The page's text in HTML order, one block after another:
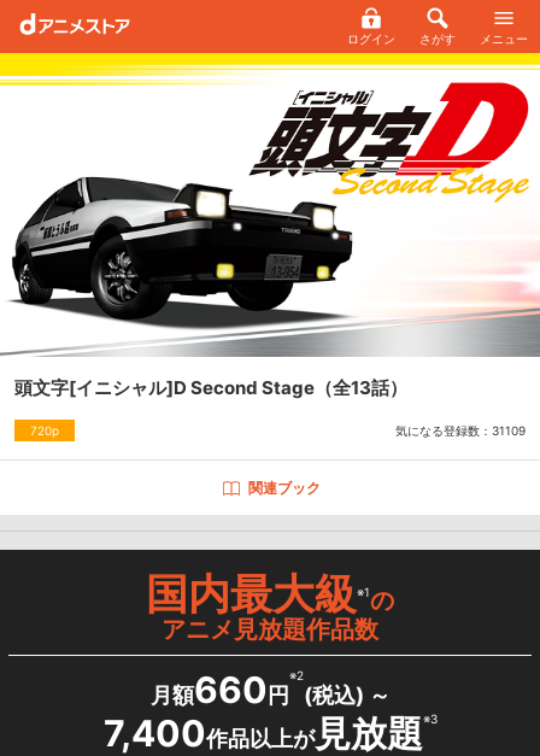
ログイン さがす メニュー
頭文字[イニシャル]D Second Stage （全13話）
720p 気になる登録数： 31109
関連ブック
国内最大級※1の
アニメ見放題作品数
月額660 円
※2
(税込) ～
7,400作品以上が見放題※3